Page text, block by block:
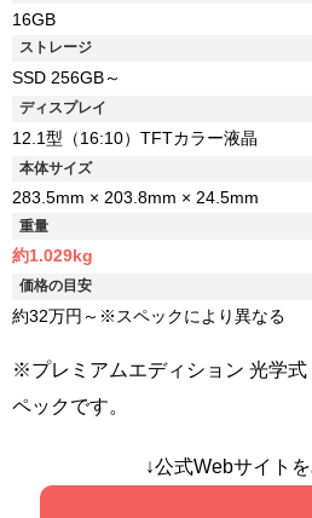
16GB
ストレージ
SSD 256GB～
ディスプレイ
12.1型（16:10）TFTカラー液晶
本体サイズ
283.5mm × 203.8mm × 24.5mm
重量
約1.029kg
価格の目安
約32万円～※スペックにより異なる
※プレミアムエディション 光学式
ペックです。
↓公式Webサイト